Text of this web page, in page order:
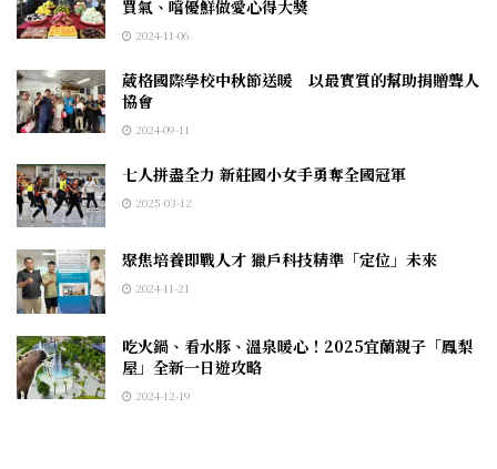
買氣、嚐優鮮做愛心得大獎
2024-11-06
葳格國際學校中秋節送暖 以最實質的幫助捐贈聾人
協會
2024-09-11
七人拼盡全力 新莊國小女手勇奪全國冠軍
2025-03-12
聚焦培養即戰人才 獵戶科技精準「定位」未來
2024-11-21
吃火鍋、看水豚、溫泉暖心！2025宜蘭親子「鳳梨
屋」全新一日遊攻略
2024-12-19